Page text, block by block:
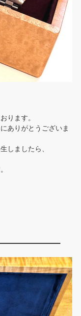
ります。
ありがとうございま
しましたら、